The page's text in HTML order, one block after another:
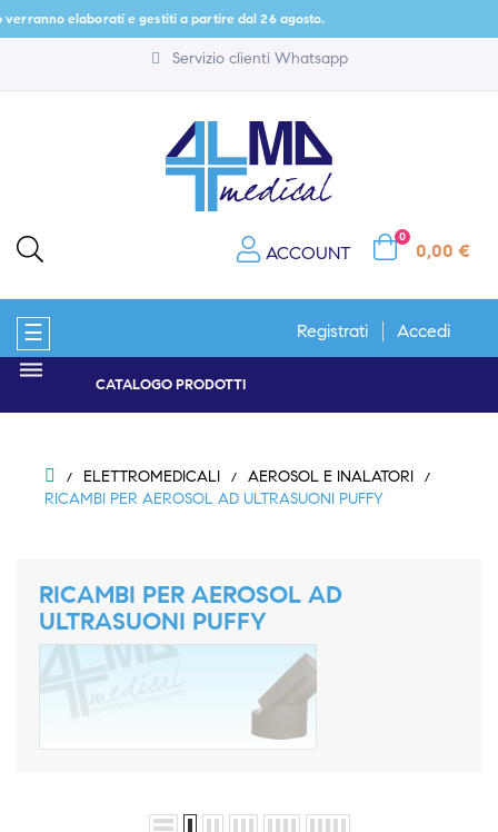
elaborati e gestiti a partire dal 26 agosto.
Servizio clienti Whatsapp
ACCOUNT
0
0,00 €
navigazione
Toggle
☰ Registrati Accedi
CATALOGO PRODOTTI
ELETTROMEDICALI
AEROSOL E INALATORI
RICAMBI PER AEROSOL AD ULTRASUONI PUFFY
RICAMBI PER AEROSOL AD
ULTRASUONI PUFFY